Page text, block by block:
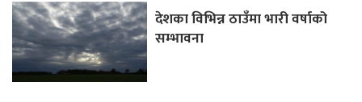
देशका विभिन्न ठाउँमा भारी वर्षाको
सम्भावना